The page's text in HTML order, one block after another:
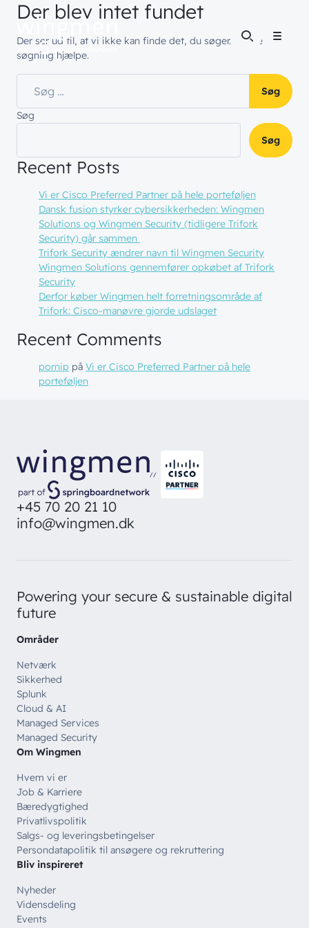
Hvad vi gør
Cases
Offentlige organisationer
Bliv inspireret
Netværk
Sikkerhed
Cloud & AI
Kontaktcenter
Managed Services
Managed Security
Automatisering
// HVEM VI ER
Om wingmen
Job & Karriere
// PART OF WINGMEN
Bliv en del af
Nyheder & presse
Vidensdeling
Events
Skriv dig op og få alle nyheder
Skriv dig op
Menu
Der blev intet fundet
Der ser ud til, at vi ikke kan finde det, du søger. Måske vil en
søgning hjælpe.
Søg
Søg
Recent Posts
Vi er Cisco Preferred Partner på hele porteføljen
Dansk fusion styrker cybersikkerheden: Wingmen
Solutions og Wingmen Security (tidligere Trifork
Security) går sammen
Trifork Security ændrer navn til Wingmen Security
Wingmen Solutions gennemfører opkøbet af Trifork
Security
Derfor køber Wingmen helt forretningsområde af
Trifork: Cisco-manøvre gjorde udslaget
Recent Comments
pornip på Vi er Cisco Preferred Partner på hele
porteføljen
//
+45 70 20 21 10
info@wingmen.dk
Powering your secure & sustainable digital
future
Områder
Netværk
Sikkerhed
Splunk
Cloud & AI
Managed Services
Managed Security
Om Wingmen
Hvem vi er
Job & Karriere
Bæredygtighed
Privatlivspolitik
Salgs- og leveringsbetingelser
Persondatapolitik til ansøgere og rekruttering
Bliv inspireret
Nyheder
Vidensdeling
Events